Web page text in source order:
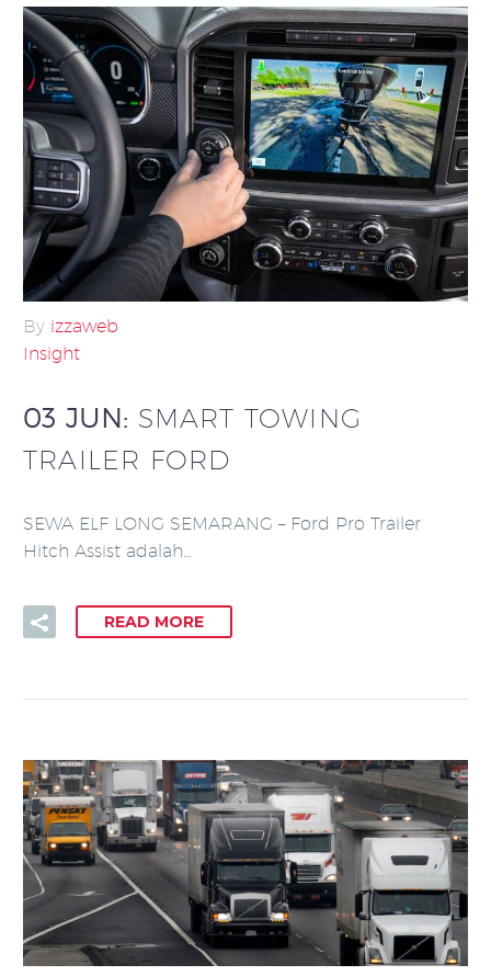
By izzaweb
Insight
03 JUN: SMART TOWING
TRAILER FORD
SEWA ELF LONG SEMARANG – Ford Pro Trailer
Hitch Assist adalah…
READ MORE